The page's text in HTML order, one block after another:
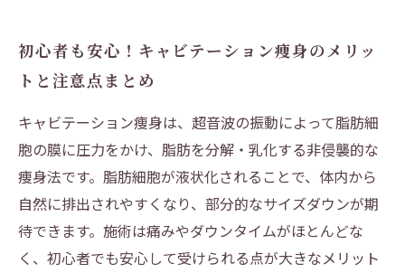
初心者も安心！キャビテーション痩身のメリッ
トと注意点まとめ
キャビテーション痩身は、超音波の振動によって脂肪細
胞の膜に圧力をかけ、脂肪を分解・乳化する非侵襲的な
痩身法です。脂肪細胞が液状化されることで、体内から
自然に排出されやすくなり、部分的なサイズダウンが期
待できます。施術は痛みやダウンタイムがほとんどな
く、初心者でも安心して受けられる点が大きなメリット